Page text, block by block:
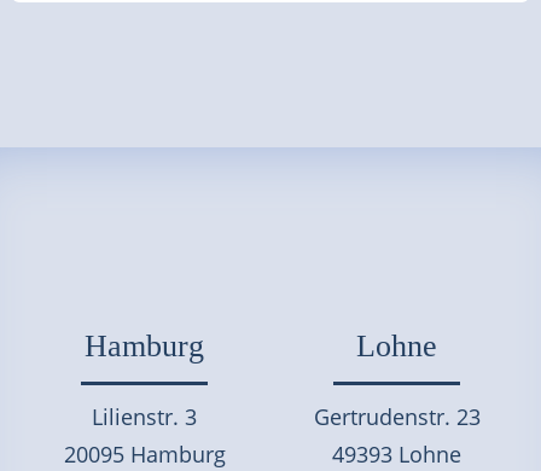
Hamburg
Lilienstr. 3
20095 Hamburg
Lohne
Gertrudenstr. 23
49393 Lohne